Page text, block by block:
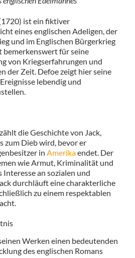
ist ein fiktiver
eines englischen Adeligen, der
und im Englischen Bürgerkrieg
bemerkenswert für seine
von Kriegserfahrungen und
der Zeit. Defoe zeigt hier seine
lebendig und
die Geschichte von Jack,
zum Dieb wird, bevor er
in Amerikaendet. Der
wie Armut, Kriminalität und
Interesse an sozialen und
durchläuft eine charakterliche
zu einem respektablen
Werken einen bedeutenden
des englischen Romans